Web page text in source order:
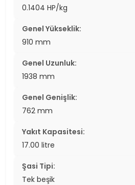
0.1404 HP/kg
Genel Yükseklik:
910 mm
Genel Uzunluk:
1938 mm
Genel Genişlik:
762 mm
Yakıt Kapasitesi:
17.00 litre
Şasi Tipi:
Tek beşik